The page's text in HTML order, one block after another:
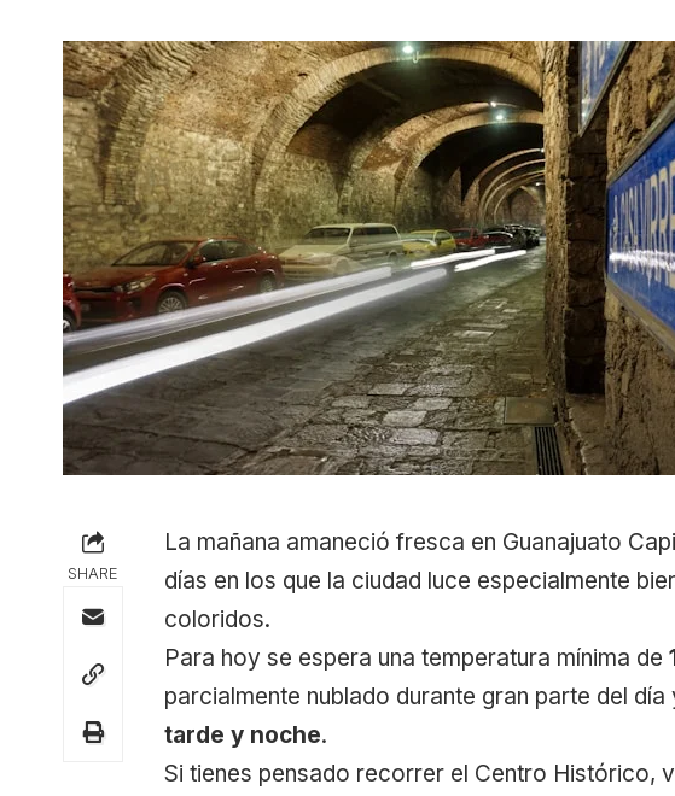
SHARE
La mañana amaneció fresca en Guanajuato
días en los que la ciudad luce especialmente
coloridos.
Para hoy se espera una temperatura mínima de
parcialmente nublado durante gran parte del día
tarde y noche.
Si tienes pensado recorrer el Centro Histórico,